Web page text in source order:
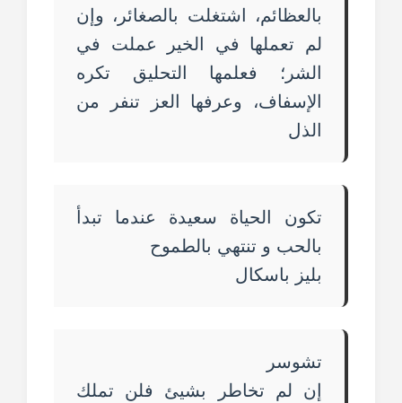
بالعظائم، اشتغلت بالصغائر، وإن
لم تعملها في الخير عملت في
الشر؛ فعلمها التحليق تكره
الإسفاف، وعرفها العز تنفر من
الذل
تكون الحياة سعيدة عندما تبدأ
بالحب و تنتهي بالطموح
بليز باسكال
تشوسر
إن لم تخاطر بشيئ فلن تملك